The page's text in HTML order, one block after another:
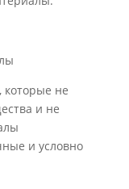
не
и не
и условно